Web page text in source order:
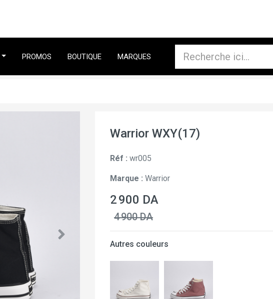
PROMOS BOUTIQUE MARQUES
Warrior WXY(17)
Réf : wr005
Marque : Warrior
2 900 DA
4 900 DA
Autres couleurs